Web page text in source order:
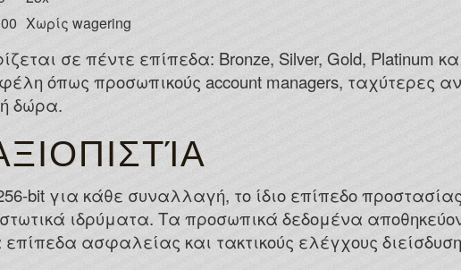
Χωρίς wagering
σε πέντε επίπεδα: Bronze, Silver, Gold, Platinum
όπως προσωπικούς account managers, ταχύτερες
δώρα.
bit για κάθε συναλλαγή, το ίδιο επίπεδο
ιδρύματα. Τα προσωπικά δεδομένα
ασφαλείας και τακτικούς ελέγχους